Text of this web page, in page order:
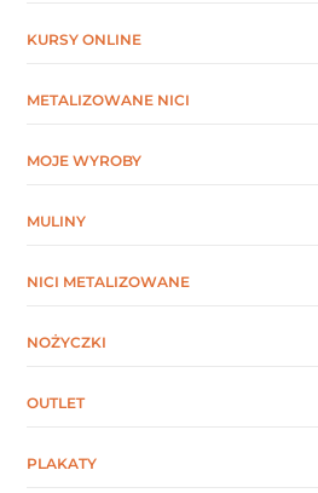
KURSY ONLINE
METALIZOWANE NICI
MOJE WYROBY
MULINY
NICI METALIZOWANE
NOŻYCZKI
OUTLET
PLAKATY